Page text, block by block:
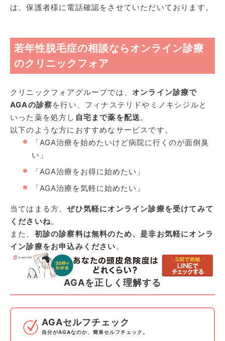
は、保護者様に電話確認をさせていただいております。
若年性脱毛症の相談ならオンライン診療
のクリニックフォア
クリニックフォアグループでは、 オンライン診療で
AGAの診察を行い、フィナステリドやミノキシジルと
いった薬を処方し 自宅まで薬を配送。
以下のような方におすすめなサービスです。
「AGA治療を始めたいけど病院に行くのが面倒臭
い」
「AGA治療をお得に始めたい」
「AGA治療を気軽に始めたい」
当てはまる方、ぜひ気軽にオンライン診療を受けてみて
くださいね。
また、 初診の診察料は無料のため、是非お気軽にオンラ
イン診療をお申込みください。
AGAを正しく理解する
AGAセルフチェック
自分がAGAなのか、簡単セルフチェック。